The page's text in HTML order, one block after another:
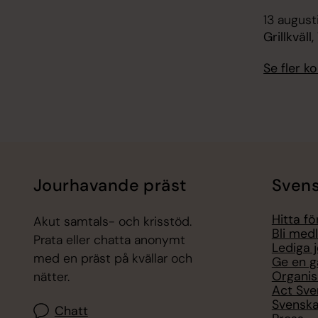
13
Se fler
Jourhavande präst
Akut samtals- och krisstöd.
Prata eller chatta anonymt
med en präst på kvällar och
nätter.
Chatt
Hitta
Bli
Lediga
Ge en
Act